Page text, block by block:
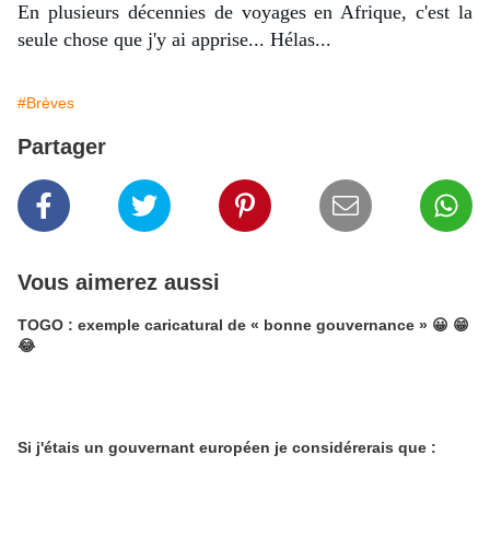
En plusieurs décennies de voyages en Afrique, c'est la
seule chose que j'y ai apprise... Hélas...
#Brèves
Partager
Vous aimerez aussi
TOGO : exemple caricatural de « bonne gouvernance » 😀 😁​​​​​​​
😂
Si j'étais un gouvernant européen je considérerais que :